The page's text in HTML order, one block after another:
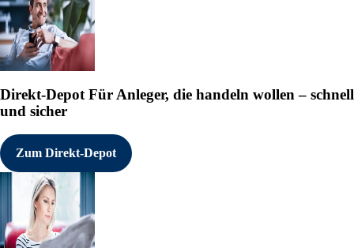
überarbeiten, außer soweit dies
Direkt-Depot Für Anleger, die handeln wollen – schnell
und sicher
Zum Direkt-Depot